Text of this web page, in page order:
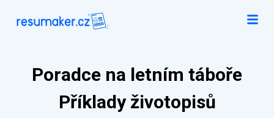
Poradce na letním táboře
Příklady životopisů